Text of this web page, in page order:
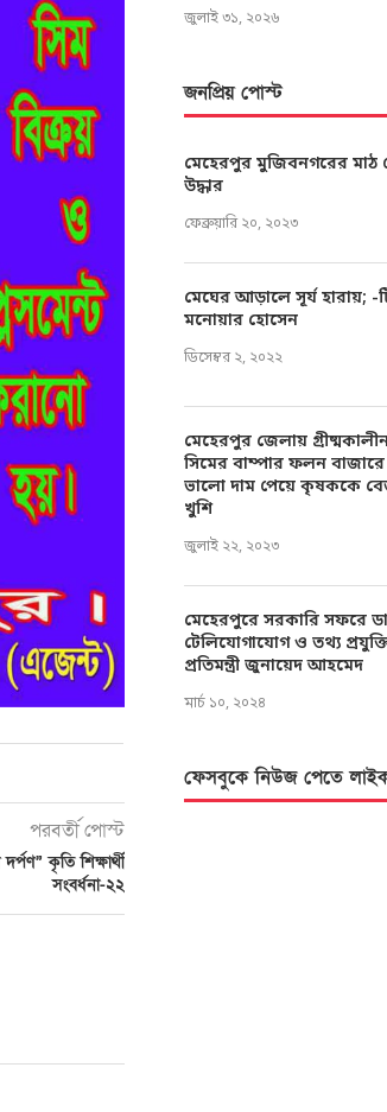
পরবর্তী পোস্ট
কৃতি শিক্ষার্থী
সংবর্ধনা-২২
জুলাই ৩১, ২০২৬
জনপ্রিয় পোস্ট
মেহেরপুর মুজিবনগরের মাঠ
উদ্ধার
ফেব্রুয়ারি ২০, ২০২৩
মেঘের আড়ালে সূর্য হারায়; -
মনোয়ার হোসেন
ডিসেম্বর ২, ২০২২
মেহেরপুর জেলায়
সিমের বাম্পার ফলন বাজারে
ভালো দাম পেয়ে কৃষককে
খুশি
জুলাই ২২, ২০২৩
মেহেরপুরে সরকারি সফরে
টেলিযোগাযোগ ও তথ্য
প্রতিমন্ত্রী জুনায়েদ আহমেদ
মার্চ ১০, ২০২৪
ফেসবুকে নিউজ পেতে